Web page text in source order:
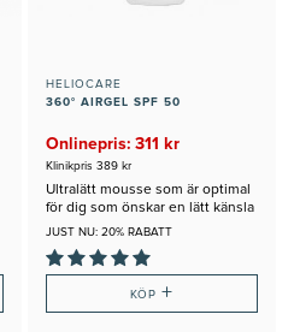
HELIOCARE
360° AIRGEL SPF 50
Onlinepris: 311 kr
Klinikpris 389 kr
Ultralätt mousse som är optimal
för dig som önskar en lätt känsla
på huden
JUST NU: 20% RABATT
KÖP +